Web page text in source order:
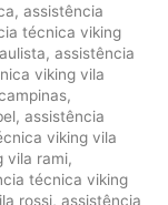
, assistência
técnica viking
, assistência
viking vila
,
, assistência
viking vila
vila rami,
técnica viking
rossi, assistência